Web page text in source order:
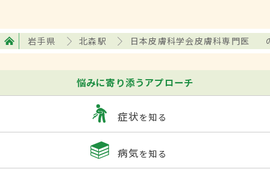
岩手県 北森駅 日本皮膚科学会皮膚科専門医
悩みに寄り添うアプローチ
症状を知る
病気を知る